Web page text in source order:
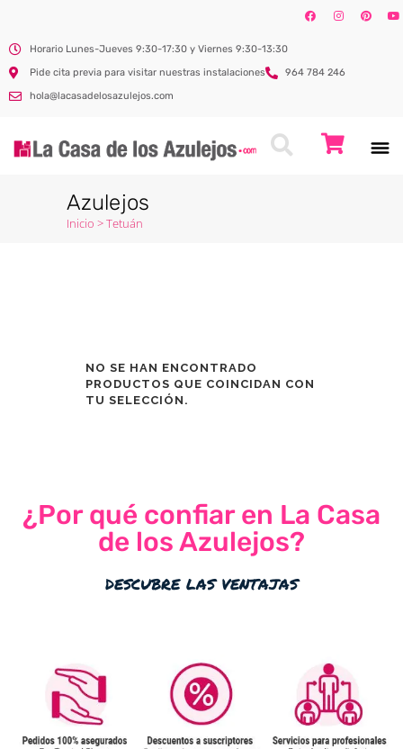
Horario Lunes-Jueves 9:30-17:30 y Viernes 9:30-13:30
Pide cita previa para visitar nuestras instalaciones
964 784 246
hola@lacasadelosazulejos.com
Azulejos
Inicio >Tetuán
NO SE HAN ENCONTRADO
PRODUCTOS QUE COINCIDAN CON
TU SELECCIÓN.
¿Por qué confiar en La Casa
de los Azulejos?
descubre las ventajas